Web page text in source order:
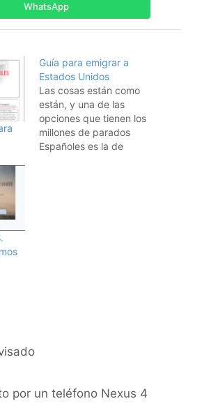
WhatsApp
Guía para emigrar a
Estados Unidos
Las cosas están como
están, y una de las
opciones que tienen los
millones de parados
Españoles es la de
por un teléfono Nexus 4